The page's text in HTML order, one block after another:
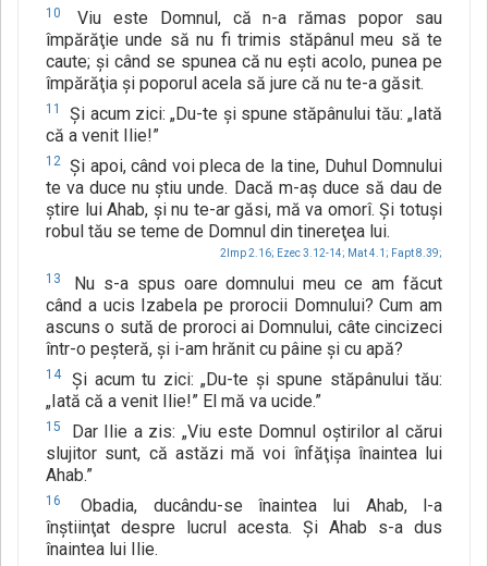
10
Viu este Domnul, că n-a rămas popor sau
împărăţie unde să nu fi trimis stăpânul meu să te
caute; şi când se spunea că nu eşti acolo, punea pe
împărăţia şi poporul acela să jure că nu te-a găsit.
11
Şi acum zici: „Du-te şi spune stăpânului tău: „Iată
că a venit Ilie!”
12 Şi apoi, când voi pleca de la tine, Duhul Domnului
te va duce nu ştiu unde. Dacă m-aş duce să dau de
ştire lui Ahab, şi nu te-ar găsi, mă va omorî. Şi totuşi
robul tău se teme de Domnul din tinereţea lui.
2Imp 2.16; Ezec 3.12-14; Mat 4.1; Fapt 8.39;
13
Nu s-a spus oare domnului meu ce am făcut
când a ucis Izabela pe prorocii Domnului? Cum am
ascuns o sută de proroci ai Domnului, câte cincizeci
într-o peşteră, şi i-am hrănit cu pâine şi cu apă?
14
Şi acum tu zici: „Du-te şi spune stăpânului tău:
„Iată că a venit Ilie!” El mă va ucide.”
15
Dar Ilie a zis: „Viu este Domnul oştirilor al cărui
slujitor sunt, că astăzi mă voi înfăţişa înaintea lui
Ahab.”
16
Obadia, ducându-se înaintea lui Ahab, l-a
înştiinţat despre lucrul acesta. Şi Ahab s-a dus
înaintea lui Ilie.